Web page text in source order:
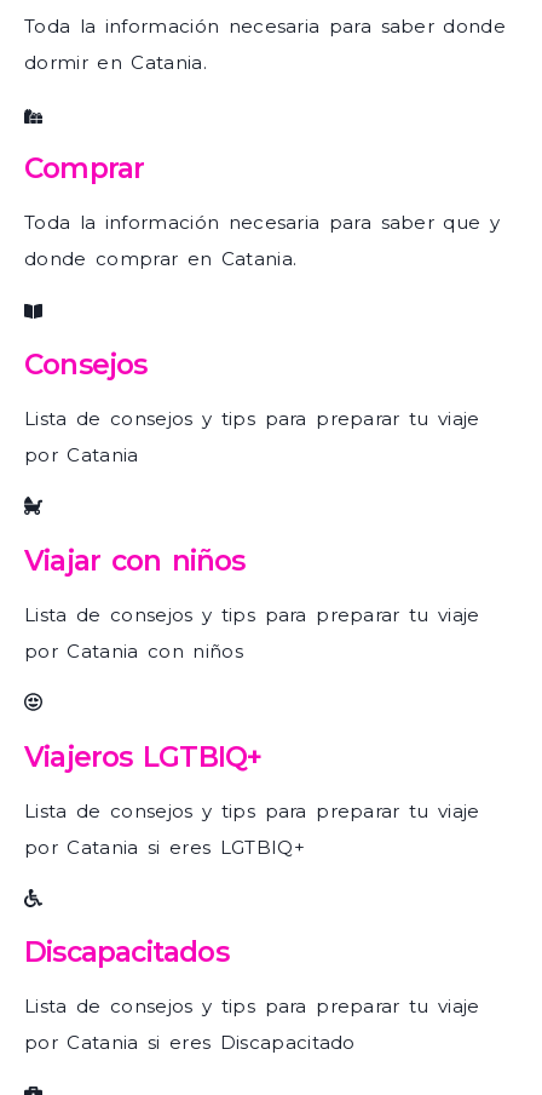
Toda la información necesaria para saber donde
dormir en Catania.
Comprar
Toda la información necesaria para saber que y
donde comprar en Catania.
Consejos
Lista de consejos y tips para preparar tu viaje
por Catania
Viajar con niños
Lista de consejos y tips para preparar tu viaje
por Catania con niños
Viajeros LGTBIQ+
Lista de consejos y tips para preparar tu viaje
por Catania si eres LGTBIQ+
Discapacitados
Lista de consejos y tips para preparar tu viaje
por Catania si eres Discapacitado